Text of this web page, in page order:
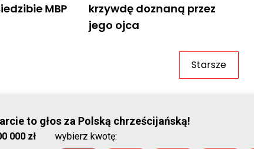
MBP
krzywdę doznaną przez
jego ojca
Starsze
©
to głos za Polską chrześcijańską!
000 zł wybierz kwotę: